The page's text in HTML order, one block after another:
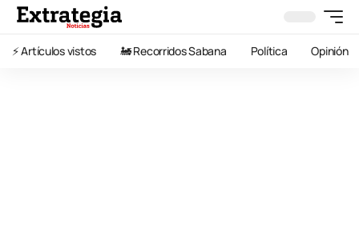
⚡️ Artículos vistos 🚂 Recorridos Sabana Política Opinión